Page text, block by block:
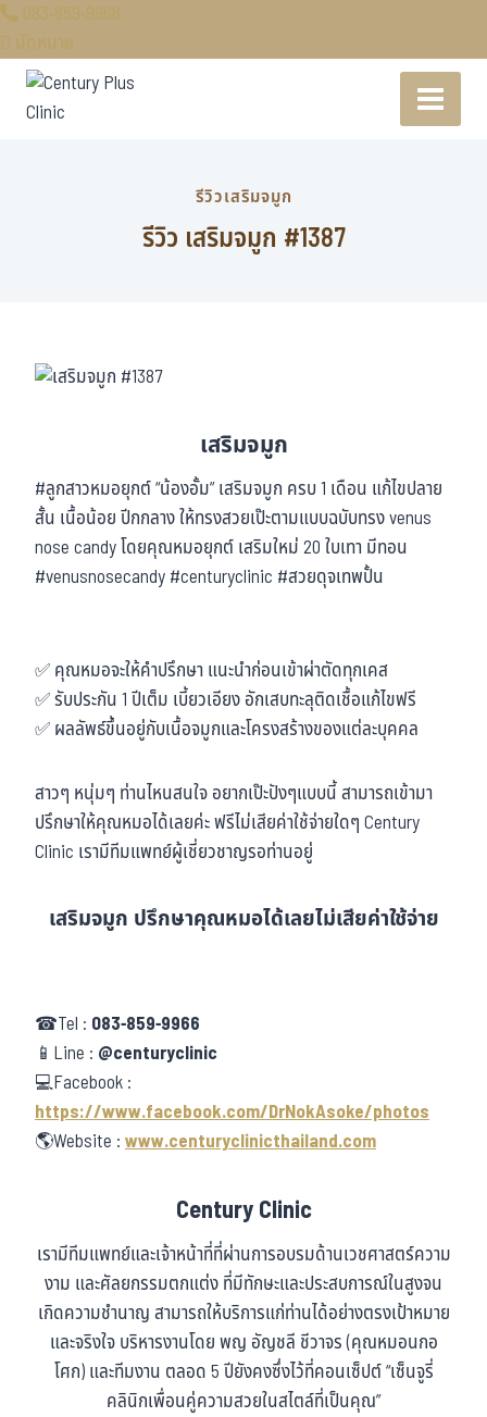
083-859-9966
นัดหมาย
รีวิวเสริมจมูก
รีวิว เสริมจมูก #1387
เสริมจมูก
#ลูกสาวหมอยุกต์ “น้องอั้ม” เสริมจมูก ครบ 1 เดือน แก้ไขปลาย
สั้น เนื้อน้อย ปีกกลาง ให้ทรงสวยเป๊ะตามแบบฉบับทรง venus
nose candy โดยคุณหมอยุกต์ เสริมใหม่ 20 ใบเทา มีทอน
#venusnosecandy #centuryclinic #สวยดุจเทพปั้น
✅ คุณหมอจะให้คำปรึกษา แนะนำก่อนเข้าผ่าตัดทุกเคส
✅ รับประกัน 1 ปีเต็ม เบี้ยวเอียง อักเสบทะลุติดเชื้อแก้ไขฟรี
✅ ผลลัพธ์ขึ้นอยู่กับเนื้อจมูกและโครงสร้างของแต่ละบุคคล
สาวๆ หนุ่มๆ ท่านไหนสนใจ อยากเป๊ะปังๆแบบนี้ สามารถเข้ามา
ปรึกษาให้คุณหมอได้เลยค่ะ ฟรีไม่เสียค่าใช้จ่ายใดๆ Century
Clinic เรามีทีมแพทย์ผู้เชี่ยวชาญรอท่านอยู่
เสริมจมูก ปรึกษาคุณหมอได้เลยไม่เสียค่าใช้จ่าย
☎Tel : 083-859-9966
📱Line : @centuryclinic
💻Facebook :
https://www.facebook.com/DrNokAsoke/photos
🌎Website :www.centuryclinicthailand.com
Century Clinic
เรามีทีมแพทย์และเจ้าหน้าที่ที่ผ่านการอบรมด้านเวชศาสตร์ความ
งาม และศัลยกรรมตกแต่ง ที่มีทักษะและประสบการณ์ในสูงจน
เกิดความชำนาญ สามารถให้บริการแก่ท่านได้อย่างตรงเป้าหมาย
และจริงใจ บริหารงานโดย พญ อัญชลี ชีวาจร (คุณหมอนกอ
โศก) และทีมงาน ตลอด 5 ปียังคงซึ่งไว้ที่คอนเซ็ปต์ “เซ็นจูรี่
คลินิกเพื่อนคู่ความสวยในสไตล์ที่เป็นคุณ”